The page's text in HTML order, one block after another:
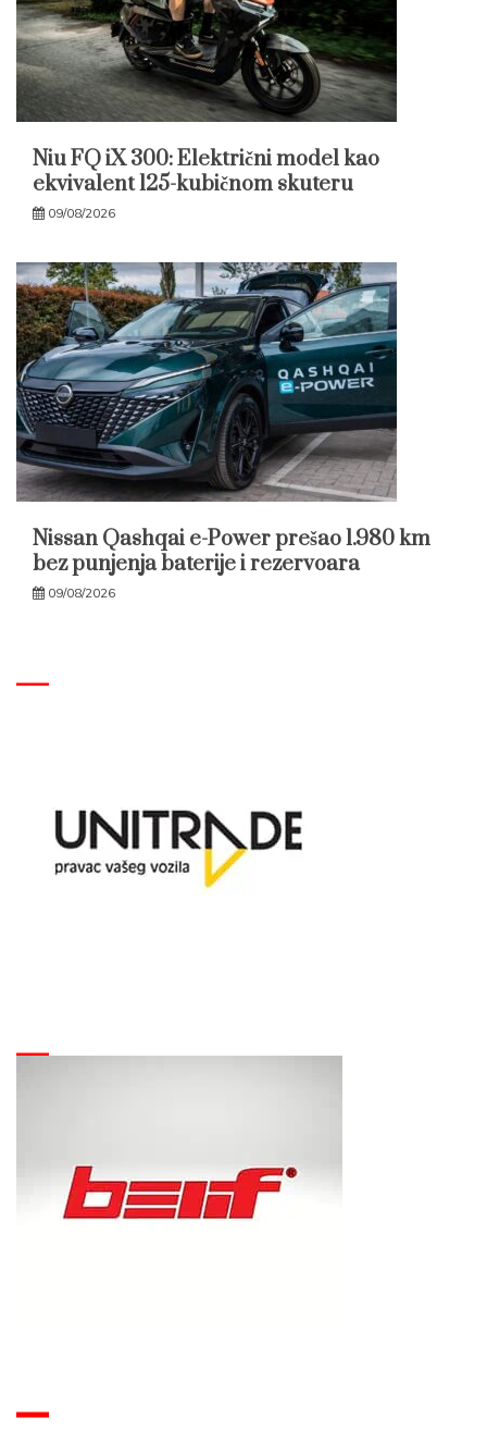
Niu FQ iX 300: Električni model kao
ekvivalent 125-kubičnom skuteru
09/08/2026
Nissan Qashqai e-Power prešao 1.980 km
bez punjenja baterije i rezervoara
09/08/2026